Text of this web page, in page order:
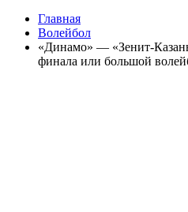
Главная
Волейбол
«Динамо» — «Зенит-
финала или большой